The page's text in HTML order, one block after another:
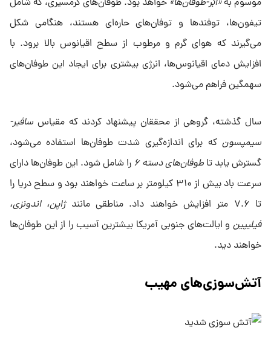
موسوم به«اَبَر-طوفان‌ها» خواهد بود. طوفان‌های گرمسیری، که شامل
تیفون‌ها، توفندها و توفان‌های حاره‌ای هستند، هنگامی شکل
می‌گیرند که هوای گرم و مرطوب از سطح اقیانوس بالا برود. با
افزایش دمای اقیانوس‌ها، انرژی بیشتری برای ایجاد این طوفان‌های
سهمگین فراهم می‌شود.
سال گذشته، گروهی از محققان پیشنهاد کردند که مقیاس سافیر-
سیمپسون که برای اندازه‌گیری شدت طوفان‌ها استفاده می‌شود،
گسترش یابد تا طوفان‌های دسته ۶ را شامل شود. این طوفان‌ها دارای
سرعت باد بیش از ۳۱۰ کیلومتر بر ساعت خواهند بود و سطح دریا را
تا ۷.۶ متر افزایش خواهند داد. مناطقی مانند
ژاپن، اندونزی،
فیلیپین و ایالت‌های جنوبی آمریکا بیشترین آسیب را از این طوفان‌ها
خواهند دید.
آتش‌سوزی‌های مهیب